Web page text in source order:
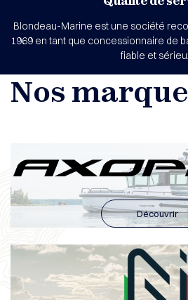
Blondeau-Marine est une société
1969 en tant que concessionnaire de
fiable et
Nos
Découvrir